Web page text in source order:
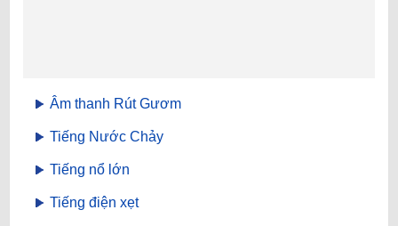
Âm thanh Rút Gươm
Tiếng Nước Chảy
Tiếng nổ lớn
Tiếng điện xẹt